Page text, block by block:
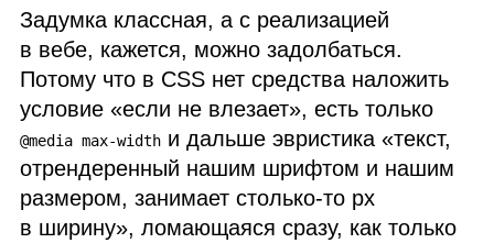
Задумка классная, а с реализацией
в вебе, кажется, можно задолбаться.
Потому что в CSS нет средства наложить
условие «если не влезает», есть только
@media max-width и дальше эвристика «текст,
отрендеренный нашим шрифтом и нашим
размером, занимает столько‑то px
в ширину», ломающаяся сразу, как только